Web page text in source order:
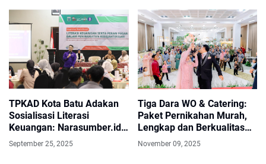
TPKAD Kota Batu Adakan
Sosialisasi Literasi
Keuangan: Narasumber.id
Bahas SAK EP Buat
Koperasi dan UMKM
September 25, 2025
Tiga Dara WO & Catering:
Paket Pernikahan Murah,
Lengkap dan Berkualitas
Sejak 2017
November 09, 2025